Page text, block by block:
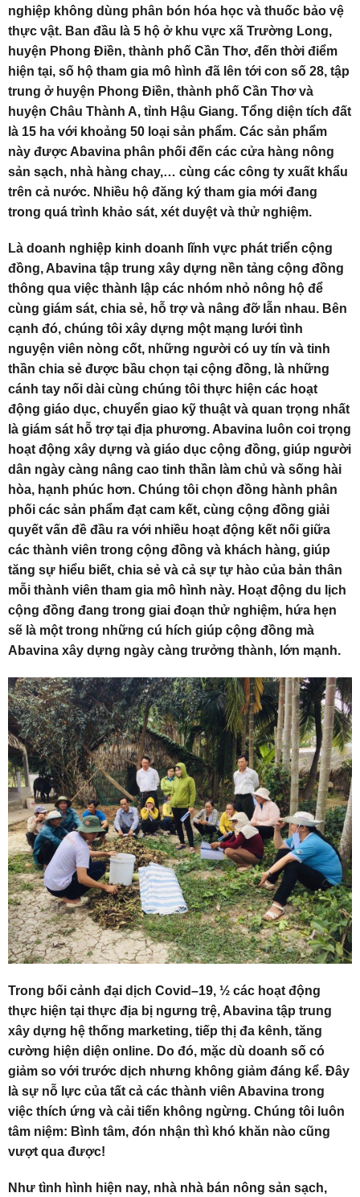
nghiệp không dùng phân bón hóa học và thuốc bảo vệ
thực vật. Ban đầu là 5 hộ ở khu vực xã Trường Long,
huyện Phong Điền, thành phố Cần Thơ, đến thời điểm
hiện tại, số hộ tham gia mô hình đã lên tới con số 28, tập
trung ở huyện Phong Điền, thành phố Cần Thơ và
huyện Châu Thành A, tỉnh Hậu Giang. Tổng diện tích đất
là 15 ha với khoảng 50 loại sản phẩm. Các sản phẩm
này được Abavina phân phối đến các cửa hàng nông
sản sạch, nhà hàng chay,… cùng các công ty xuất khẩu
trên cả nước. Nhiều hộ đăng ký tham gia mới đang
trong quá trình khảo sát, xét duyệt và thử nghiệm.
Là doanh nghiệp kinh doanh lĩnh vực phát triển cộng
đồng, Abavina tập trung xây dựng nền tảng cộng đồng
thông qua việc thành lập các nhóm nhỏ nông hộ để
cùng giám sát, chia sẻ, hỗ trợ và nâng đỡ lẫn nhau. Bên
cạnh đó, chúng tôi xây dựng một mạng lưới tình
nguyện viên nòng cốt, những người có uy tín và tinh
thần chia sẻ được bầu chọn tại cộng đồng, là những
cánh tay nối dài cùng chúng tôi thực hiện các hoạt
động giáo dục, chuyển giao kỹ thuật và quan trọng nhất
là giám sát hỗ trợ tại địa phương. Abavina luôn coi trọng
hoạt động xây dựng và giáo dục cộng đồng, giúp người
dân ngày càng nâng cao tinh thần làm chủ và sống hài
hòa, hạnh phúc hơn. Chúng tôi chọn đồng hành phân
phối các sản phẩm đạt cam kết, cùng cộng đồng giải
quyết vấn đề đầu ra với nhiều hoạt động kết nối giữa
các thành viên trong cộng đồng và khách hàng, giúp
tăng sự hiểu biết, chia sẻ và cả sự tự hào của bản thân
mỗi thành viên tham gia mô hình này. Hoạt động du lịch
cộng đồng đang trong giai đoạn thử nghiệm, hứa hẹn
sẽ là một trong những cú hích giúp cộng đồng mà
Abavina xây dựng ngày càng trưởng thành, lớn mạnh.
Trong bối cảnh đại dịch Covid–19, ½ các hoạt động
thực hiện tại thực địa bị ngưng trệ, Abavina tập trung
xây dựng hệ thống marketing, tiếp thị đa kênh, tăng
cường hiện diện online. Do đó, mặc dù doanh số có
giảm so với trước dịch nhưng không giảm đáng kể. Đây
là sự nỗ lực của tất cả các thành viên Abavina trong
việc thích ứng và cải tiến không ngừng. Chúng tôi luôn
tâm niệm: Bình tâm, đón nhận thì khó khăn nào cũng
vượt qua được!
Như tình hình hiện nay, nhà nhà bán nông sản sạch,